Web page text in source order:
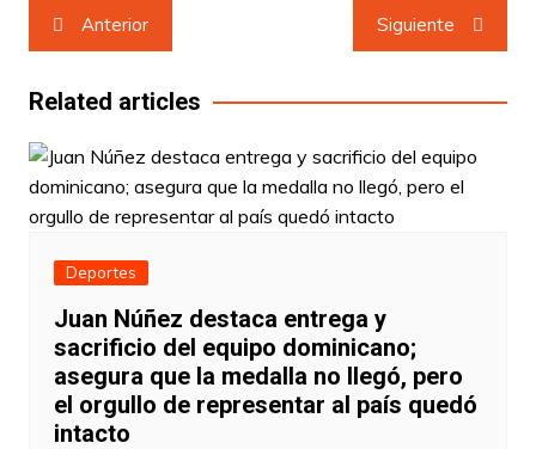
Navegación
de
entradas
Anterior Siguiente
Related articles
Deportes
Juan Núñez destaca entrega y
sacrificio del equipo dominicano;
asegura que la medalla no llegó, pero
el orgullo de representar al país quedó
intacto